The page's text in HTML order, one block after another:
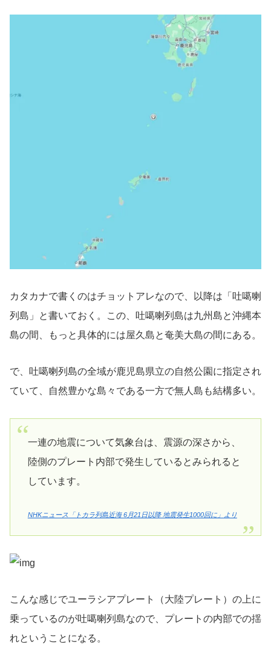
カタカナで書くのはチョットアレなので、以降は「吐噶喇
列島」と書いておく。この、吐噶喇列島は九州島と沖縄本
島の間、もっと具体的には屋久島と奄美大島の間にある。
で、吐噶喇列島の全域が鹿児島県立の自然公園に指定され
ていて、自然豊かな島々である一方で無人島も結構多い。
一連の地震について気象台は、震源の深さから、
陸側のプレート内部で発生しているとみられると
しています。
NHKニュース「トカラ列島近海 6月21日以降 地震発生1000回に」より
こんな感じでユーラシアプレート（大陸プレート）の上に
乗っているのが吐噶喇列島なので、プレートの内部での揺
れということになる。